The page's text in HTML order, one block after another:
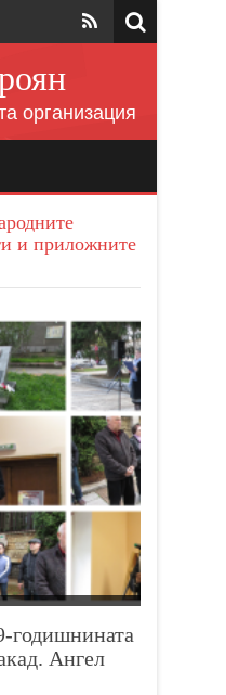
организация
и приложните
годишнината
Ангел